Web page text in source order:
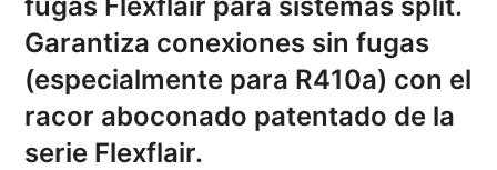
Garantiza conexiones sin fugas
(especialmente para R410a) con el
racor aboconado patentado de la
serie Flexflair.